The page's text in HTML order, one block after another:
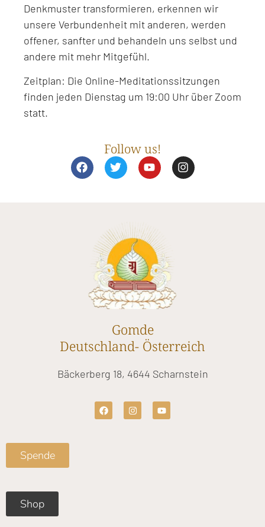
Denkmuster transformieren, erkennen wir
unsere Verbundenheit mit anderen, werden
offener, sanfter und behandeln uns selbst und
andere mit mehr Mitgefühl.
Zeitplan: Die Online-Meditationssitzungen
finden jeden Dienstag um 19:00 Uhr über Zoom
statt.
Follow us!
F
a
c
T
w
i
Y
o
u
I
n
s
Gomde
Deutschland- Österreich
Bäckerberg 18, 4644 Scharnstein
F
a
c
I
n
s
Y
o
u
Spende
Shop